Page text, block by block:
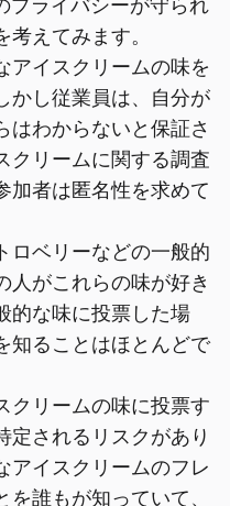
プライバシーが守られ
えてみます。
アイスクリームの味を
かし従業員は、自分が
はわからないと保証さ
クリームに関する調査
加者は匿名性を求めて
ロベリーなどの一般的
人がこれらの味が好き
的な味に投票した場
知ることはほとんどで
クリームの味に投票す
定されるリスクがあり
アイスクリームのフレ
誰もが知っていて、